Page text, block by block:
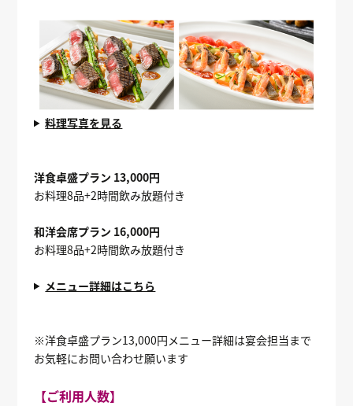
料理写真を見る
洋食卓盛プラン 13,000円
お料理8品+2時間飲み放題付き
和洋会席プラン 16,000円
お料理8品+2時間飲み放題付き
メニュー詳細はこちら
※洋食卓盛プラン13,000円メニュー詳細は宴会担当まで
お気軽にお問い合わせ願います
【ご利用人数】